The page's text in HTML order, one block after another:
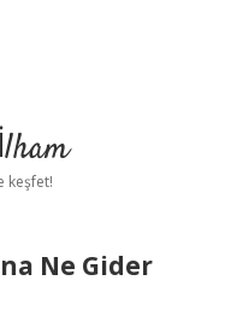
keşfet!
Ne Gider